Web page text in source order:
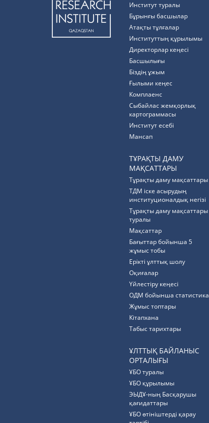
Институт туралы
Бұрынғы басшылар
Атақты тұлғалар
Институттың құрылымы
Директорлар кеңесі
Басшылығы
Біздің ұжым
Ғылыми кеңес
Комплаенс
Cыбайлас жемқорлық
картограммасы
Институт есебі
Мансап
ТҰРАҚТЫ ДАМУ
МАҚСАТТАРЫ
Тұрақты даму мақсаттары
ТДМ іске асырудың
институционалдық негізі
Тұрақты даму мақсаттары
туралы
Мақсаттар
Бағыттар бойынша 5
жұмыс тобы
Ерікті ұлттық шолу
Оқиғалар
Үйлестіру кеңесі
ОДМ бойынша статистика
Жұмыс топтары
Кітапхана
Табыс тарихтары
ҰЛТТЫҚ БАЙЛАНЫС
ОРТАЛЫҒЫ
ҰБО туралы
ҰБО құрылымы
ЭЫДҰ-ның Басқарушы
қағидаттары
ҰБО өтініштерді қарау